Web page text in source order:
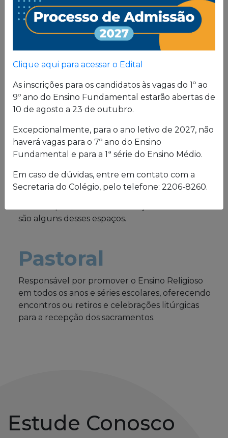
Proposta
Pedagógica
formação, pautada em valores cristãos e um
consistente conhecimento acadêmico.
Estrutura física
O Colégio oferece uma excelente estrutura para
atender a seus alunos em período integral.
Laboratórios de Química, Física e Biologia; salas
de leitura e de grupo; biblioteca; cybersala;
auditórios; complexo esportivo; piscina
são alguns desses espaços.
Pastoral
Responsável por promover o Ensino Religioso
em todos os anos e séries escolares, oferecendo
encontros ou retiros e celebrações litúrgicas
para a recepção dos sacramentos.
Estude Conosco
Clique aqui para acessar o Edital
As inscrições para os candidatos às vagas do 1º ao
9º ano do Ensino Fundamental estarão abertas de
10 de agosto a 23 de outubro.
Excepcionalmente, para o ano letivo de 2027, não
haverá vagas para o 7º ano do Ensino
Fundamental e para a 1ª série do Ensino Médio.
Em caso de dúvidas, entre em contato com a
Secretaria do Colégio, pelo telefone: 2206-8260.